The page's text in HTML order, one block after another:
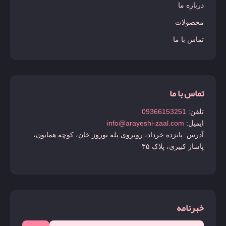
درباره ما
محصولات
تماس با ما
تماس با ما
تلفن: 09366153251
ایمیل: info@arayeshi-zaal.com
آدرس: پانزده خرداد، روبروی پله نوروز خان، کوچه همایون،
پاساژ کبیری، پلاک ۳۵
خبرنامه